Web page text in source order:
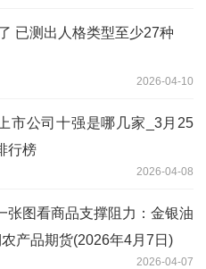
已测出人格类型至少27种
2026-04-10
市公司十强是哪几家_3月25
行榜
2026-04-08
张图看商品支撑阻力：金银油
产品期货(2026年4月7日)
2026-04-07